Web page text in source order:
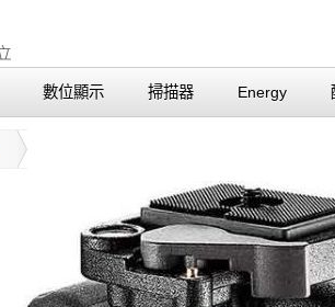
數位顯示 掃描器 Energy